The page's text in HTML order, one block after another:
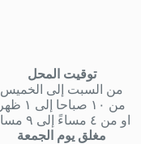
توقيت المحل
من السبت إلى الخميس
من ١٠ صباحا إلى ١ ظهر
او من ٤ مساءً إلى ٩ مساءً
مغلق يوم الجمعة